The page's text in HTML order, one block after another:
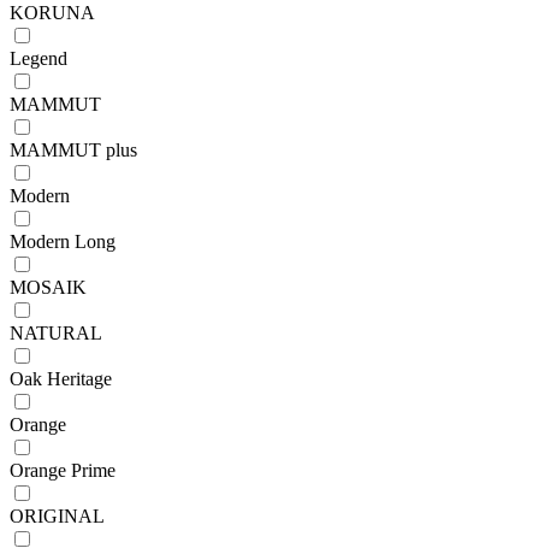
KORUNA
Legend
MAMMUT
MAMMUT plus
Modern
Modern Long
MOSAIK
NATURAL
Oak Heritage
Orange
Orange Prime
ORIGINAL